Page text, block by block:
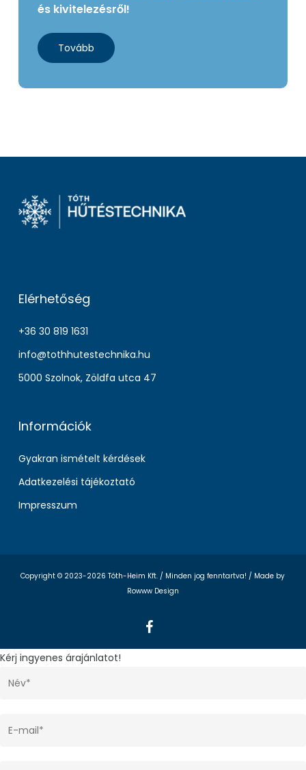
és kivitelezésről!
Tovább
Elérhetőség
+36 30 819 1631
info@tothhutestechnika.hu
5000 Szolnok, Zöldfa utca 47
Információk
Gyakran ismételt kérdések
Adatkezelési tájékoztató
Impresszum
Copyright © 2023-2026 Tóth-Heim Kft. / Minden jog fenntartva! / Made by
Rowww Design
facebook
Kérj ingyenes árajánlatot!